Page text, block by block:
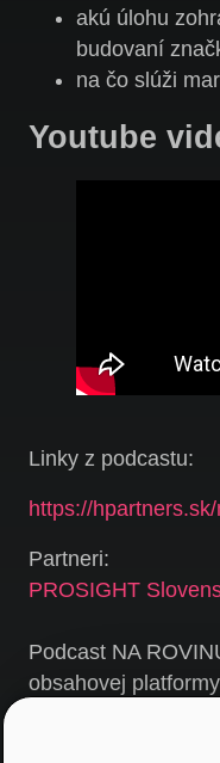
akú úlohu
budovaní
na čo slúži
Youtube
Linky z podcastu:
https://
Partneri:
PROSIGHT
Podcast NA
obsahovej